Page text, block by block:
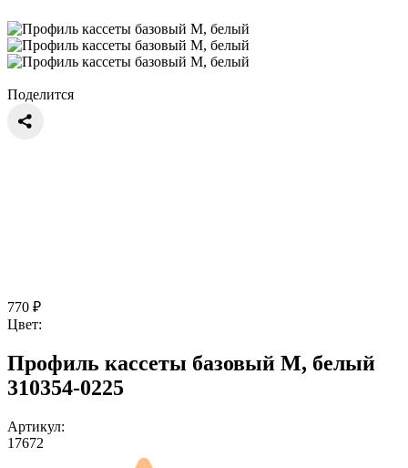
Поделится
770 ₽
Цвет:
Профиль кассеты базовый M, белый
310354-0225
Артикул:
17672